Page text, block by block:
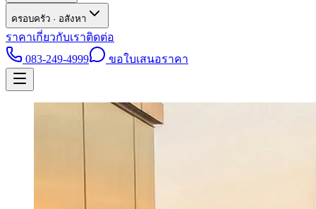
ครอบครัว · อสังหา
ราคาเกี่ยวกับเราติดต่อ
083-249-4999
ขอใบเสนอราคา